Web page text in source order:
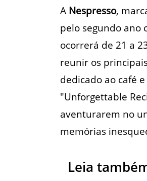
A Nespresso,
pelo segundo ano
ocorrerá de 21 a
reunir os
dedicado ao café
"Unforgettable
aventurarem no
memórias
Leia